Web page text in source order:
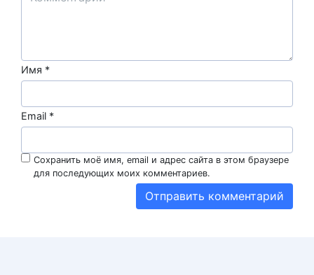
Имя *
Email *
Сохранить моё имя, email и адрес сайта в этом браузере
для последующих моих комментариев.